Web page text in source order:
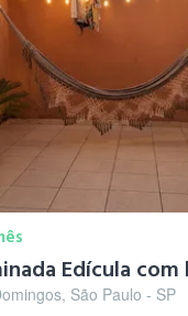
São Paulo - SP